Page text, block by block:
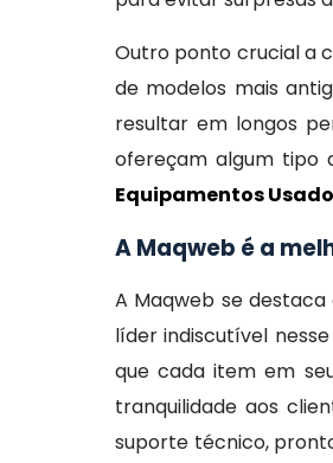
Outro ponto crucial a
de modelos mais
resultar em longos
ofereçam algum tipo
Equipamentos
A Maqweb é a
A Maqweb se
líder indiscutível
que cada item em
tranquilidade aos
suporte técnico,